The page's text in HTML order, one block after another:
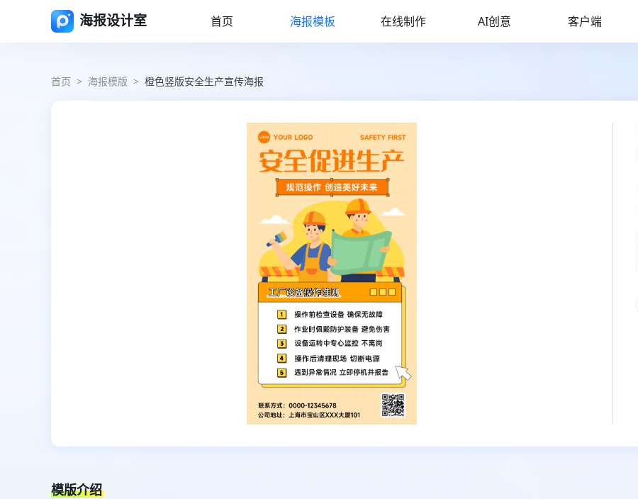
海报设计室 首页 海报模板 在线制作 AI创意 客户端
首页 > 海报模版 > 橙色竖版安全生产宣传海报
模版介绍